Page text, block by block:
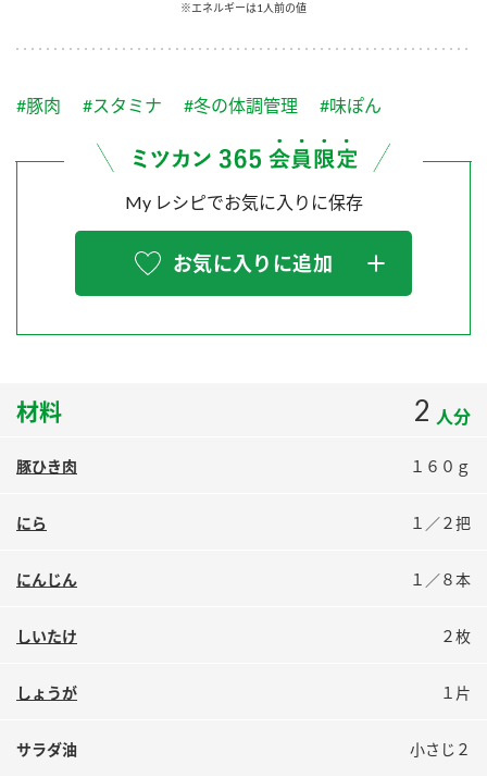
ふりかけ おすしの素
炊き込みご飯の素 米飯用調味液
つゆ
鍋なび
PIN印
スペシャルサイト
お酢を知ろう！
ぽん酢サワー
ミツカンの歴史
ZENB initiative
MIM（ミツカンミュージアム）
各部門が大切にしていること
販売終了製品のご案内
よくあるご質問
地図から取り扱い店舗を探す
業務用サイト 製造所固有記号一覧
※エネルギーは1人前の値
#豚肉 #スタミナ #冬の体調管理 #味ぽん
My レシピでお気に入りに保存
お気に入りに追加
材料 2 人分
豚ひき肉 １６０ｇ
にら １／２把
にんじん １／８本
しいたけ ２枚
しょうが １片
サラダ油 小さじ２